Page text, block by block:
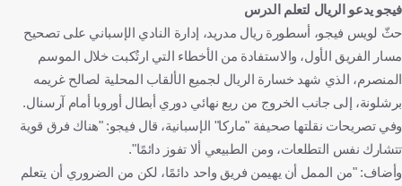
تيمور - ليشتي
كرة قدم
فيجو يدعو الريال لتعلم الدرس
حثّ لويس فيجو، أسطورة ريال مدريد، إدارة النادي الإسباني على تصحيح
مسار الفريق الأول، والاستفادة من الأخطاء التي ارتُكبت خلال الموسم
المنصرم، الذي شهد خسارة الريال لجميع الألقاب المحلية لصالح غريمه
برشلونة، إلى جانب الخروج من ربع نهائي دوري أبطال أوروبا أمام آرسنال.
وفي تصريحات نقلتها صحيفة "ماركا" الإسبانية، قال فيجو: "هناك فرق قوية
تتشارك نفس التطلعات، ومن الطبيعي ألا تفوز دائمًا".
وأضاف: "من الممل أن يهيمن فريق واحد دائمًا، لكن من الضروري أن يتعلم